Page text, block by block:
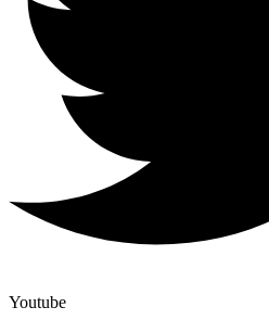
Youtube